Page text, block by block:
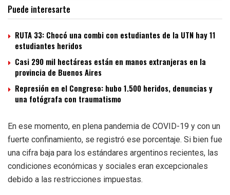
Puede interesarte
RUTA 33: Chocó una combi con estudiantes de la UTN hay 11
estudiantes heridos
Casi 290 mil hectáreas están en manos extranjeras en la
provincia de Buenos Aires
Represión en el Congreso: hubo 1.500 heridos, denuncias y
una fotógrafa con traumatismo
En ese momento, en plena pandemia de COVID-19 y con un
fuerte confinamiento, se registró ese porcentaje. Si bien fue
una cifra baja para los estándares argentinos recientes, las
condiciones económicas y sociales eran excepcionales
debido a las restricciones impuestas.